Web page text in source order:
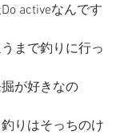
activeなんです
まで釣りに行っ
が好きなの
りはそっちのけ